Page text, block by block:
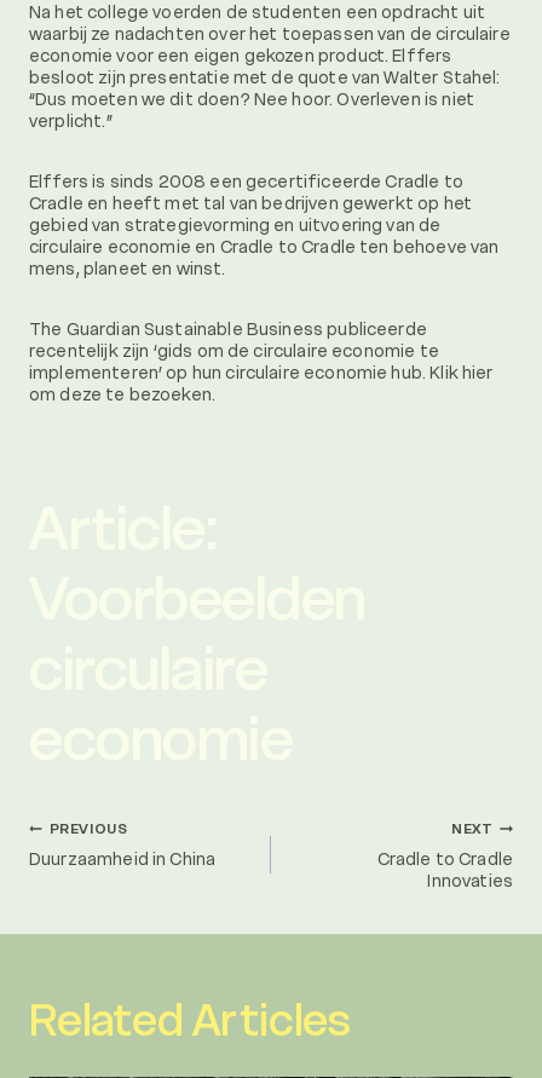
Na het college voerden de studenten een opdracht uit
waarbij ze nadachten over het toepassen van de circulaire
economie voor een eigen gekozen product. Elffers
besloot zijn presentatie met de quote van Walter Stahel:
“Dus moeten we dit doen? Nee hoor. Overleven is niet
verplicht.”
Elffers is sinds 2008 een gecertificeerde Cradle to
Cradle en heeft met tal van bedrijven gewerkt op het
gebied van strategievorming en uitvoering van de
circulaire economie en Cradle to Cradle ten behoeve van
mens, planeet en winst.
The Guardian Sustainable Business publiceerde
recentelijk zijn ‘gids om de circulaire economie te
implementeren’ op hun circulaire economie hub. Klik hier
om deze te bezoeken.
Post
navigation
PREVIOUS
Duurzaamheid in China
NEXT
Cradle to Cradle
Innovaties
Related Articles